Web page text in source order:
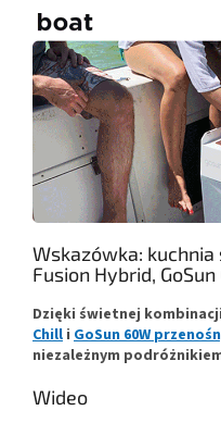
Wskazówka: kuchnia
Fusion Hybrid, GoSun
Dzięki świetnej kombinacji
Chill i GoSun 60W
niezależnym
Wideo